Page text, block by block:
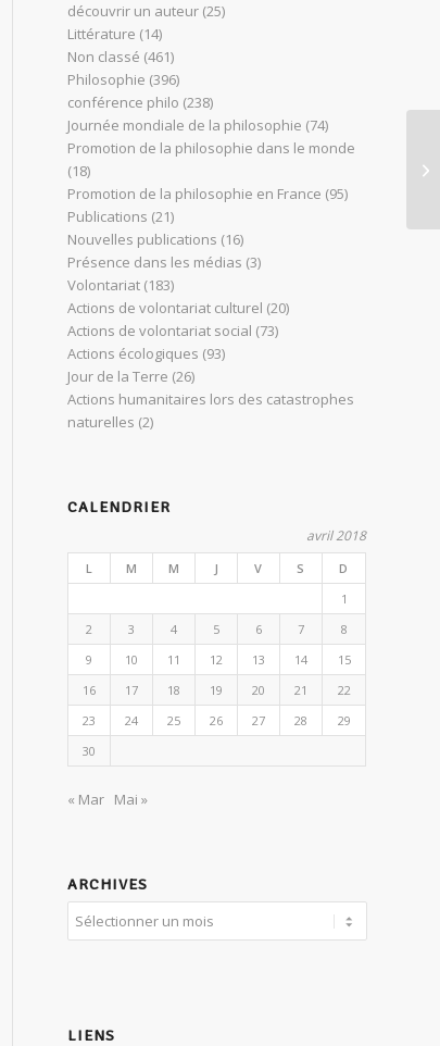
découvrir un auteur (25)
Littérature (14)
Non classé (461)
Philosophie (396)
conférence philo (238)
Journée mondiale de la philosophie (74)
Promotion de la philosophie dans le monde
(18)
Promotion de la philosophie en France (95)
Publications (21)
Nouvelles publications (16)
Présence dans les médias (3)
Volontariat (183)
Actions de volontariat culturel (20)
Actions de volontariat social (73)
Actions écologiques (93)
Jour de la Terre (26)
Actions humanitaires lors des catastrophes
naturelles (2)
CALENDRIER
avril 2018
L M M J V S
D
1
2
3 4 5 6 7
8
9
10 11 12 13 14
15
16
17 18 19 20 21
22
23
24 25 26 27 28
29
30
« Mar Mai »
ARCHIVES
LIENS